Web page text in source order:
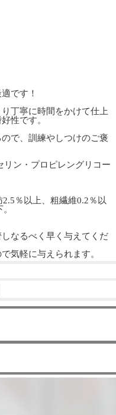
です！
丁寧に時間をかけて仕上
性です。
で、訓練やしつけのご褒
リン・プロピレングリコー
％以上、粗繊維0.2％以
なるべく早く与えてくだ
気軽に与えられます。